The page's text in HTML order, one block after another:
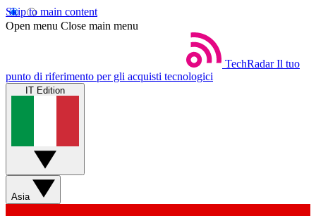
Skip to main content
Open menu Close main menu
TechRadar Il tuo
punto di riferimento per gli acquisti tecnologici
IT Edition
Asia